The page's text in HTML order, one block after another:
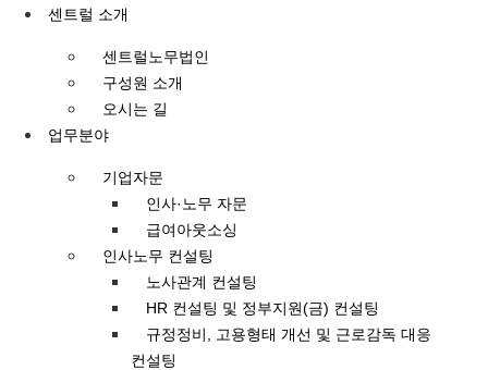
콘텐츠로센트럴 소개
센트럴노무법인
구성원 소개
오시는 길
업무분야
기업자문
인사·노무 자문
급여아웃소싱
인사노무 컨설팅
노사관계 컨설팅
HR 컨설팅 및 정부지원(금) 컨설팅
규정정비, 고용형태 개선 및 근로감독 대응
컨설팅